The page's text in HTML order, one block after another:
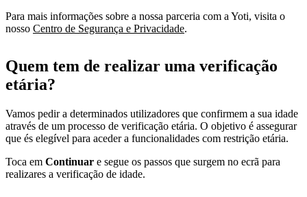
Para mais informações sobre a nossa parceria com a Yoti, visita o
nosso Centro de Segurança e Privacidade.
Quem tem de realizar uma verificação
etária?
Vamos pedir a determinados utilizadores que confirmem a sua idade
através de um processo de verificação etária. O objetivo é assegurar
que és elegível para aceder a funcionalidades com restrição etária.
Toca em Continuar e segue os passos que surgem no ecrã para
realizares a verificação de idade.